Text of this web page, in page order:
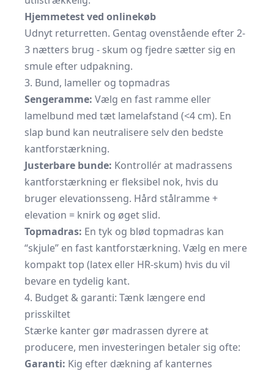
Hjemmetest ved onlinekøb
Udnyt returretten. Gentag ovenstående efter 2-
3 nætters brug - skum og fjedre sætter sig en
smule efter udpakning.
3. Bund, lameller og topmadras
Sengeramme: Vælg en fast ramme eller
lamelbund med tæt lamelafstand (<4 cm). En
slap bund kan neutralisere selv den bedste
kantforstærkning.
Justerbare bunde: Kontrollér at madrassens
kantforstærkning er fleksibel nok, hvis du
bruger elevationsseng. Hård stålramme +
elevation = knirk og øget slid.
Topmadras: En tyk og blød topmadras kan
“skjule” en fast kantforstærkning. Vælg en mere
kompakt top (latex eller HR-skum) hvis du vil
bevare en tydelig kant.
4. Budget & garanti: Tænk længere end
prisskiltet
Stærke kanter gør madrassen dyrere at
producere, men investeringen betaler sig ofte:
Garanti: Kig efter dækning af kanternes